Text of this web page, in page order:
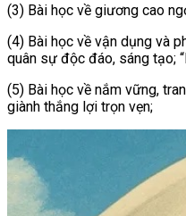
(3) Bài học về giương cao
(4) Bài học về vận dụng và
quân sự độc đáo, sáng tạo;
(5) Bài học về nắm vững,
giành thắng lợi trọn vẹn;